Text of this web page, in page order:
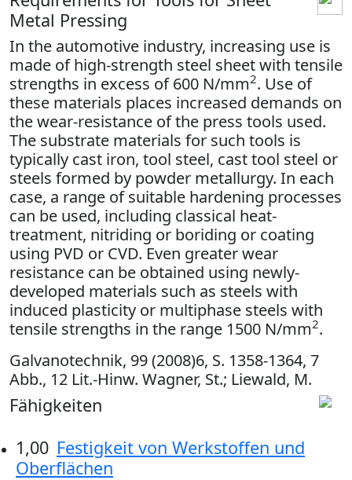
Metal Pressing
In the automotive industry, increasing use is
made of high-strength steel sheet with tensile
strengths in excess of 600 N/mm2. Use of
these materials places increased demands on
the wear-resistance of the press tools used.
The substrate materials for such tools is
typically cast iron, tool steel, cast tool steel or
steels formed by powder metallurgy. In each
case, a range of suitable hardening processes
can be used, including classical heat-
treatment, nitriding or boriding or coating
using PVD or CVD. Even greater wear
resistance can be obtained using newly-
developed materials such as steels with
induced plasticity or multiphase steels with
tensile strengths in the range 1500 N/mm2.
Galvanotechnik, 99 (2008)6, S. 1358-1364, 7
Abb., 12 Lit.-Hinw. Wagner, St.; Liewald, M.
Fähigkeiten
1,00 Festigkeit von Werkstoffen und
Oberflächen